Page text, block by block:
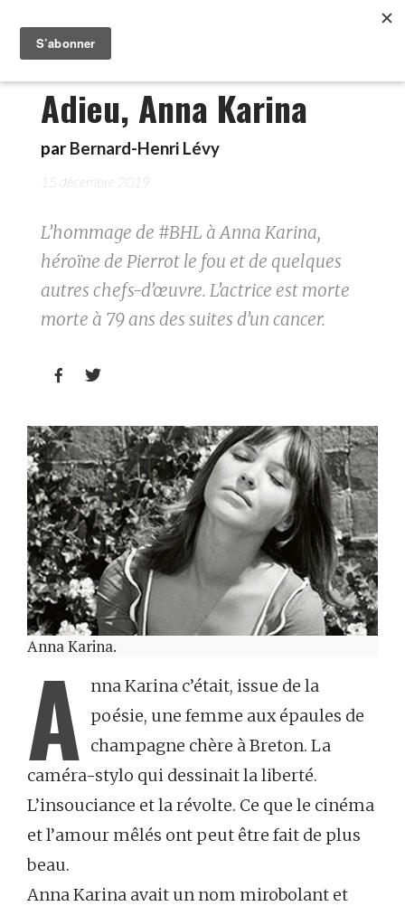
Adieu, Anna Karina
par Bernard-Henri Lévy
15 décembre 2019
L’hommage de #BHL à Anna Karina,
héroïne de Pierrot le fou et de quelques
autres chefs-d’œuvre. L’actrice est morte
morte à 79 ans des suites d’un cancer.
 
Anna Karina.
A nna Karina c’était, issue de la
poésie, une femme aux épaules de
champagne chère à Breton. La
caméra-stylo qui dessinait la liberté.
L’insouciance et la révolte. Ce que le cinéma
et l’amour mêlés ont peut être fait de plus
beau.
Anna Karina avait un nom mirobolant et